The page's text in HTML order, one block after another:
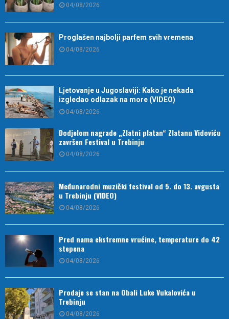
04/08/2026
Proglašen najbolji parfem svih vremena
04/08/2026
Ljetovanje u Jugoslaviji: Kako je nekada
izgledao odlazak na more (VIDEO)
04/08/2026
Dodjelom nagrade „Zlatni platan“ Zlatanu Vidoviću
završen Festival u Trebinju
04/08/2026
Međunarodni muzički festival od 5. do 13. avgusta
u Trebinju (VIDEO)
04/08/2026
Pred nama ekstremne vrućine, temperature do 42
stepena
04/08/2026
Prodaje se stan na Obali Luke Vukalovića u
Trebinju
04/08/2026